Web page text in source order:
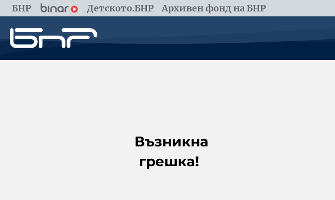
БНР Детското.БНР Архивен фонд на БНР
Възникна
грешка!